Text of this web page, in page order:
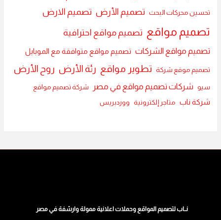
تحسين محركات البحث تصميم الأرض تصميم الارض
تصميم مواقع تصميم مواقع احترافية
تصميم مواقع الشركات تصميم مواقع متوافقة مع الموبايل
تصميم موقع شركة تطوير مواقع رئة الأرض روح الأرض
سيو شركات تصميم مواقع في مصر شركة تصميم مواقع
شركة ناب متاجر إلكترونية ووردبريس
نــاب لتصميم المواقع وحملات اعلانية ممولة وارشفة في مصر